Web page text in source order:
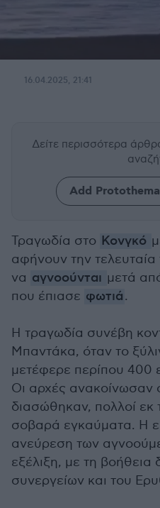
16.04.2025, 21:41
Δείτε περισσότερα
Add
Τραγωδία στο Κονγκό
αφήνουν την
να αγνοούνται μετά
που έπιασε φωτιά.
Η τραγωδία συνέβη
Μπαντάκα, όταν το
μετέφερε περίπου 400
Οι αρχές ανακοίνωσαν
διασώθηκαν, πολλοί
σοβαρά εγκαύματα. Η
ανεύρεση των
εξέλιξη, με τη βοήθεια
συνεργείων και του